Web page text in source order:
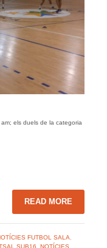
els duels de la categoria
READ MORE
FUTBOL SALA,